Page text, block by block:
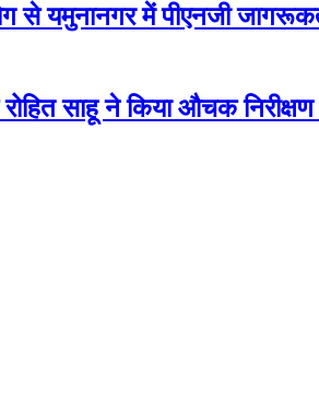
से यमुनानगर में पीएनजी
साहू ने किया औचक निरीक्षण